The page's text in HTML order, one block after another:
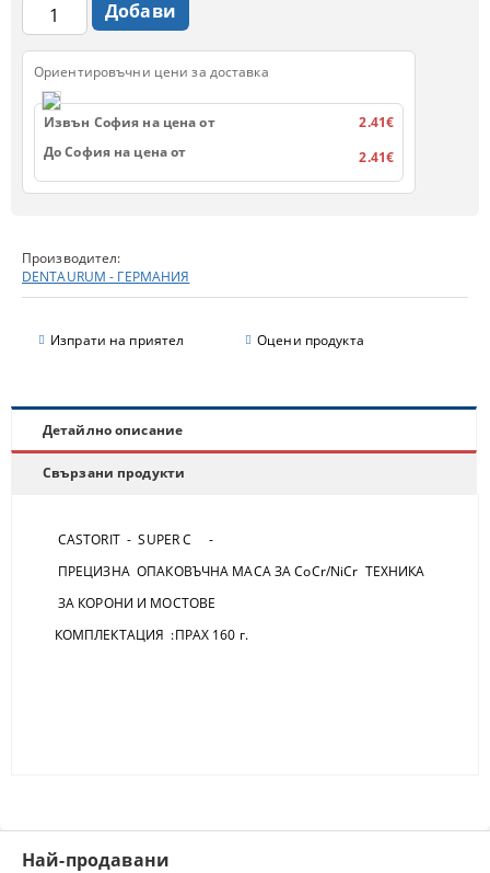
Производител:
DENTAURUM - ГЕРМАНИЯ
Изпрати на приятел Оцени продукта
Ориентировъчни цени за доставка
Извън София на цена от
2.41€
До София на цена от
2.41€
Детайлно описание
Свързани продукти
CASTORIT - SUPER C -
ПРЕЦИЗНА ОПАКОВЪЧНА МАСА ЗА CoCr/NiCr ТЕХНИКА
ЗА КОРОНИ И МОСТОВЕ
КОМПЛЕКТАЦИЯ :ПРАХ 160 г.
Най-продавани